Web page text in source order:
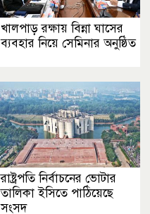
খালপাড় রক্ষায় বিন্না ঘাসের
ব্যবহার নিয়ে সেমিনার অনুষ্ঠিত
রাষ্ট্রপতি নির্বাচনের ভোটার
তালিকা ইসিতে পাঠিয়েছে
সংসদ